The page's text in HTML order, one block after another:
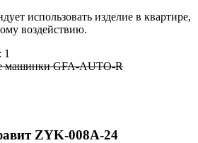
использовать изделие в квартире,
воздействию.
1
машинки GFA-AUTO-R
ZYK-008A-24